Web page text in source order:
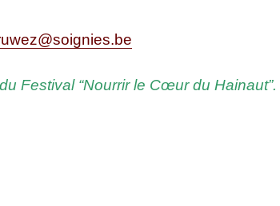
Fes­ti­val “Nour­rir le Cœurdu Hainaut”.